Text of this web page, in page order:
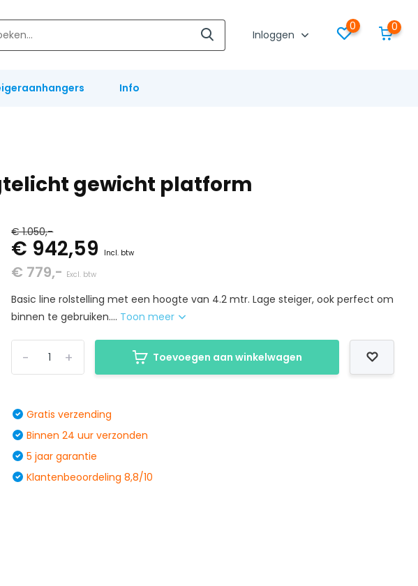
Inloggen
0 0
Info
gewicht platform
€ 1.050,-
€ 942,59 Incl. btw
€ 779,- Excl. btw
Basic line rolstelling met een hoogte van 4.2 mtr. Lage steiger, ook perfect om
binnen te gebruiken.... Toon meer
+
- Toevoegen aan winkelwagen
Gratis verzending
Binnen 24 uur verzonden
5 jaar garantie
Klantenbeoordeling 8,8/10